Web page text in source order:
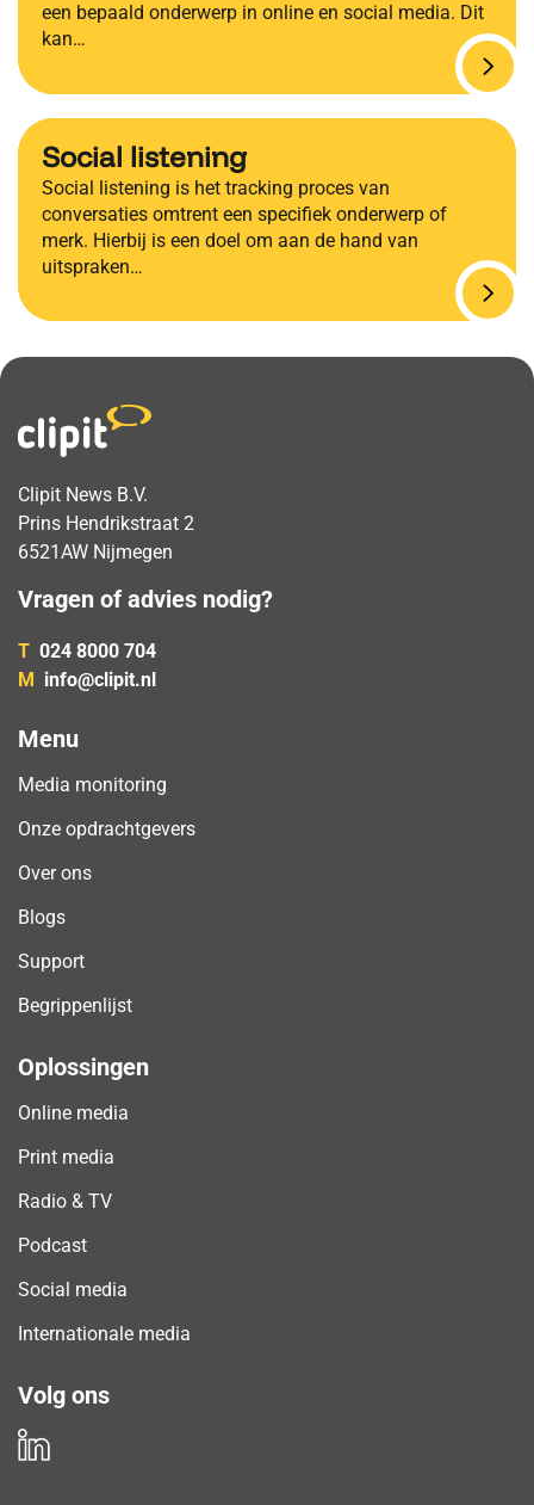
een bepaald onderwerp in online en social media. Dit
kan…
Social listening
Social listening is het tracking proces van
conversaties omtrent een specifiek onderwerp of
merk. Hierbij is een doel om aan de hand van
uitspraken…
Clipit News B.V.
Prins Hendrikstraat 2
6521AW Nijmegen
Vragen of advies nodig?
T 024 8000 704
M info@clipit.nl
Menu
Media monitoring
Onze opdrachtgevers
Over ons
Blogs
Support
Begrippenlijst
Oplossingen
Online media
Print media
Radio & TV
Podcast
Social media
Internationale media
Volg ons